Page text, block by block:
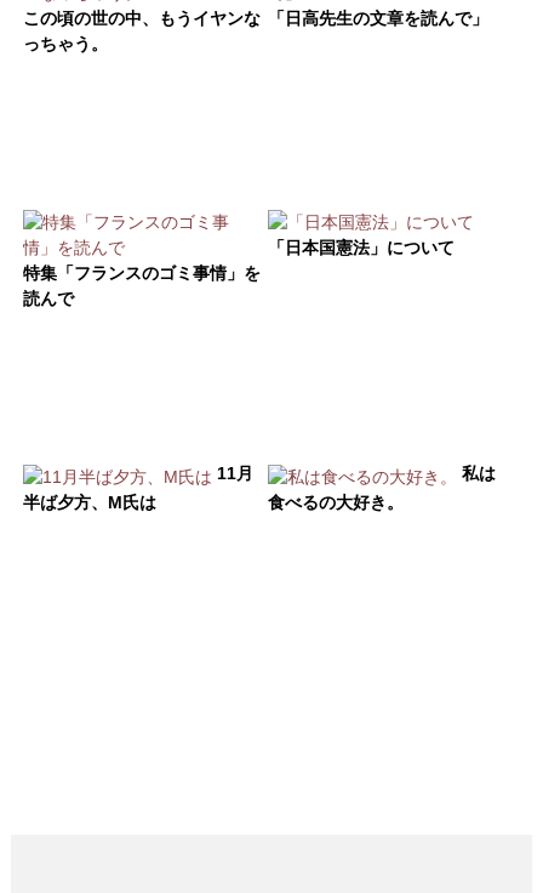
この頃の世の中、もうイヤンな
っちゃう。
「日高先生の文章を読んで」
特集「フランスのゴミ事情」を
読んで
「日本国憲法」について
11月
半ば夕方、M氏は
私は
食べるの大好き。